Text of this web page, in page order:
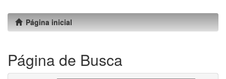
Página inicial
Página de Busca